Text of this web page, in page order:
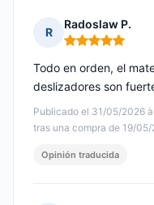
R
Radoslaw P.
Nota: 5 de 5
Publicado el 31/05/2026
tras una compra de 19/
Todo en orden, el
deslizadores son
Opinión traducida